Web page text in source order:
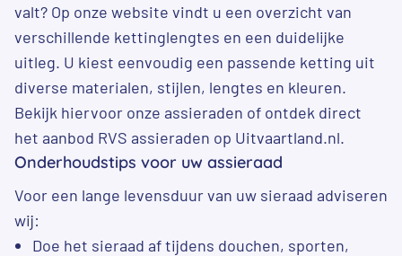
valt? Op onze website vindt u een overzicht van
verschillende kettinglengtes en een duidelijke
uitleg. U kiest eenvoudig een passende ketting uit
diverse materialen, stijlen, lengtes en kleuren.
Bekijk hiervoor onze assieraden of ontdek direct
het aanbod RVS assieraden op Uitvaartland.nl.
Onderhoudstips voor uw assieraad
Voor een lange levensduur van uw sieraad adviseren
wij:
Doe het sieraad af tijdens douchen, sporten,